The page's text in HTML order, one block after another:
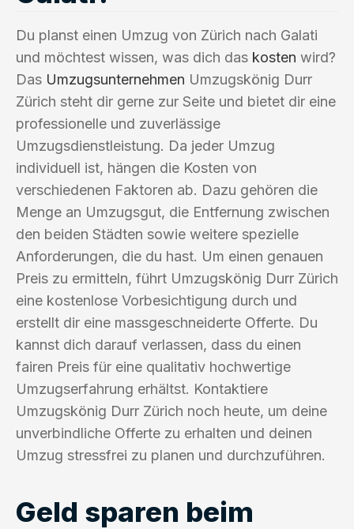
Du planst einen Umzug von Zürich nach Galati
und möchtest wissen, was dich das kosten wird?
Das Umzugsunternehmen Umzugskönig Durr
Zürich steht dir gerne zur Seite und bietet dir eine
professionelle und zuverlässige
Umzugsdienstleistung. Da jeder Umzug
individuell ist, hängen die Kosten von
verschiedenen Faktoren ab. Dazu gehören die
Menge an Umzugsgut, die Entfernung zwischen
den beiden Städten sowie weitere spezielle
Anforderungen, die du hast. Um einen genauen
Preis zu ermitteln, führt Umzugskönig Durr Zürich
eine kostenlose Vorbesichtigung durch und
erstellt dir eine massgeschneiderte Offerte. Du
kannst dich darauf verlassen, dass du einen
fairen Preis für eine qualitativ hochwertige
Umzugserfahrung erhältst. Kontaktiere
Umzugskönig Durr Zürich noch heute, um deine
unverbindliche Offerte zu erhalten und deinen
Umzug stressfrei zu planen und durchzuführen.
Geld sparen beim